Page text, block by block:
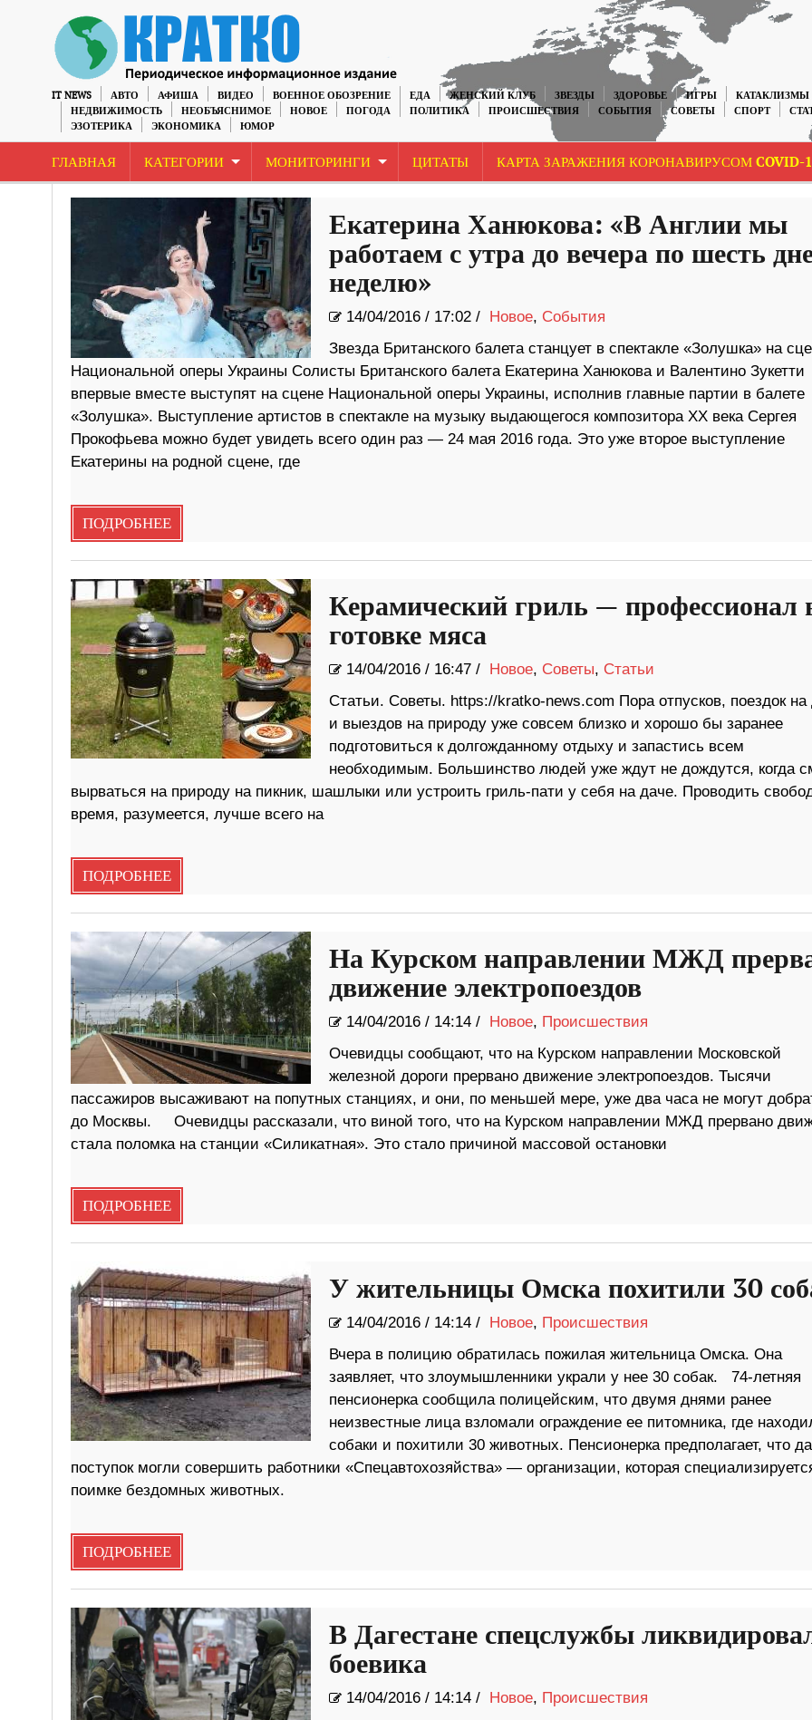
IT NEWS АВТО АФИША ВИДЕО ВОЕННОЕ ОБОЗРЕНИЕ ЕДА ЖЕНСКИЙ КЛУБ ЗВЕЗДЫ ЗДОРОВЬЕ ИГРЫ КАТАКЛИЗМЫ
НЕДВИЖИМОСТЬ
НЕОБЪЯСНИМОЕ НОВОЕ ПОГОДА ПОЛИТИКА ПРОИСШЕСТВИЯ СОБЫТИЯ СОВЕТЫ СПОРТ
ЭЗОТЕРИКА
ЭКОНОМИКА ЮМОР
ГЛАВНАЯ КАТЕГОРИИ МОНИТОРИНГИ ЦИТАТЫ КАРТА ЗАРАЖЕНИЯ КОРОНАВИРУСОМ COVID-
Екатерина Ханюкова: «В Англии мы
работаем с утра до вечера по шесть
неделю»
14/04/2016/ 17:02 / Новое, События
Звезда Британского балета станцует в спектакле «Золушка» на
Национальной оперы Украины Солисты Британского балета Екатерина Ханюкова и Валентино Зукетти
впервые вместе выступят на сцене Национальной оперы Украины, исполнив главные партии в балете
«Золушка». Выступление артистов в спектакле на музыку выдающегося композитора ХХ века Сергея
Прокофьева можно будет увидеть всего один раз — 24 мая 2016 года. Это уже второе выступление
Екатерины на родной сцене, где
ПОДРОБНЕЕ
Керамический гриль — профессионал
готовке мяса
14/04/2016/ 16:47 / Новое, Советы, Статьи
Статьи. Советы. https://kratko-news.com Пора отпусков, поездок на
и выездов на природу уже совсем близко и хорошо бы заранее
подготовиться к долгожданному отдыху и запастись всем
необходимым. Большинство людей уже ждут не дождутся, когда
вырваться на природу на пикник, шашлыки или устроить гриль-пати у себя на даче. Проводить
время, разумеется, лучше всего на
ПОДРОБНЕЕ
На Курском направлении МЖД
движение электропоездов
14/04/2016/ 14:14 / Новое, Происшествия
Очевидцы сообщают, что на Курском направлении Московской
железной дороги прервано движение электропоездов. Тысячи
пассажиров высаживают на попутных станциях, и они, по меньшей мере, уже два часа не могут
до Москвы. Очевидцы рассказали, что виной того, что на Курском направлении МЖД прервано
стала поломка на станции «Силикатная». Это стало причиной массовой остановки
ПОДРОБНЕЕ
У жительницы Омска похитили 30
14/04/2016/ 14:14 / Новое, Происшествия
Вчера в полицию обратилась пожилая жительница Омска. Она
заявляет, что злоумышленники украли у нее 30 собак. 74-летняя
пенсионерка сообщила полицейским, что двумя днями ранее
неизвестные лица взломали ограждение ее питомника, где
собаки и похитили 30 животных. Пенсионерка предполагает, что
поступок могли совершить работники «Спецавтохозяйства» — организации, которая
поимке бездомных животных.
ПОДРОБНЕЕ
В Дагестане спецслужбы
боевика
14/04/2016/ 14:14 / Новое, Происшествия